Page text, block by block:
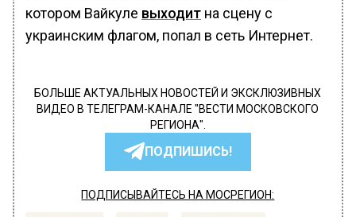
котором Вайкуле выходит на сцену с
украинским флагом, попал в сеть Интернет.
БОЛЬШЕ АКТУАЛЬНЫХ НОВОСТЕЙ И ЭКСКЛЮЗИВНЫХ
ВИДЕО В ТЕЛЕГРАМ-КАНАЛЕ "ВЕСТИ МОСКОВСКОГО
РЕГИОНА".
ПОДПИШИСЬ!
ПОДПИСЫВАЙТЕСЬ НА МОСРЕГИОН: